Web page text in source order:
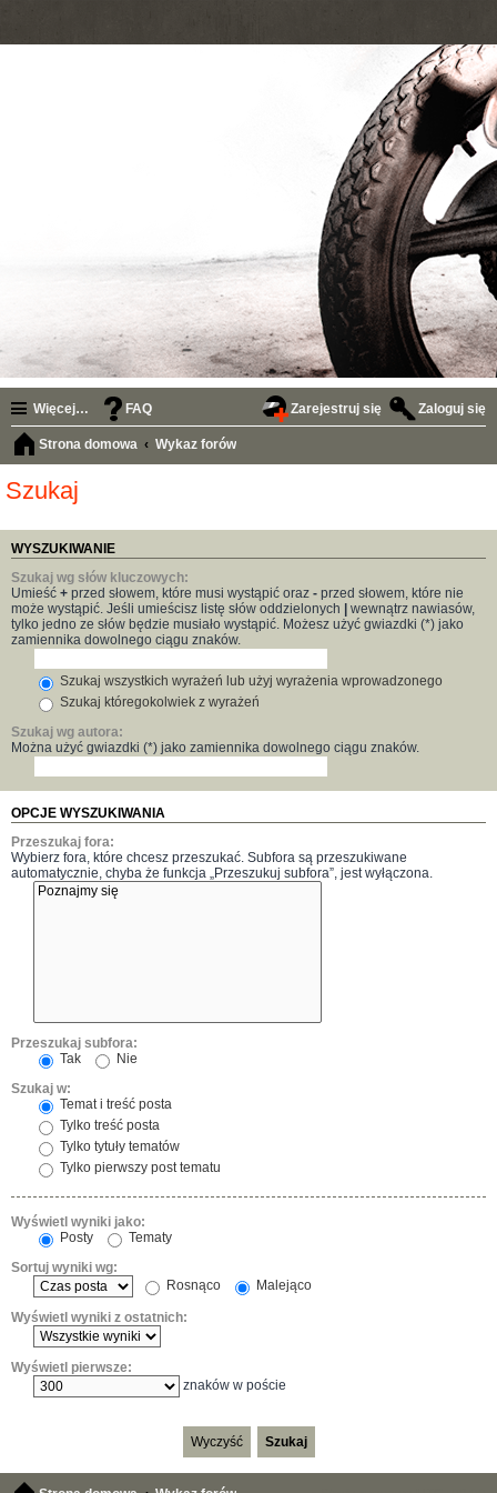
Więcej… FAQ Zaloguj się
Zarejestruj się
Strona domowa Wykaz forów
Szukaj
WYSZUKIWANIE
Szukaj wg słów kluczowych:
Umieść + przed słowem, które musi wystąpić oraz - przed słowem, które nie
może wystąpić. Jeśli umieścisz listę słów oddzielonych | wewnątrz nawiasów,
tylko jedno ze słów będzie musiało wystąpić. Możesz użyć gwiazdki (*) jako
zamiennika dowolnego ciągu znaków.
Szukaj wszystkich wyrażeń lub użyj wyrażenia wprowadzonego
Szukaj któregokolwiek z wyrażeń
Szukaj wg autora:
Można użyć gwiazdki (*) jako zamiennika dowolnego ciągu znaków.
OPCJE WYSZUKIWANIA
Przeszukaj fora:
Wybierz fora, które chcesz przeszukać. Subfora są przeszukiwane
automatycznie, chyba że funkcja „Przeszukuj subfora”, jest wyłączona.
Przeszukaj subfora:
Tak
Nie
Szukaj w:
Temat i treść posta
Tylko treść posta
Tylko tytuły tematów
Tylko pierwszy post tematu
Wyświetl wyniki jako:
Posty
Tematy
Sortuj wyniki wg:
Rosnąco
Malejąco
Wyświetl wyniki z ostatnich:
Wyświetl pierwsze:
znaków w poście